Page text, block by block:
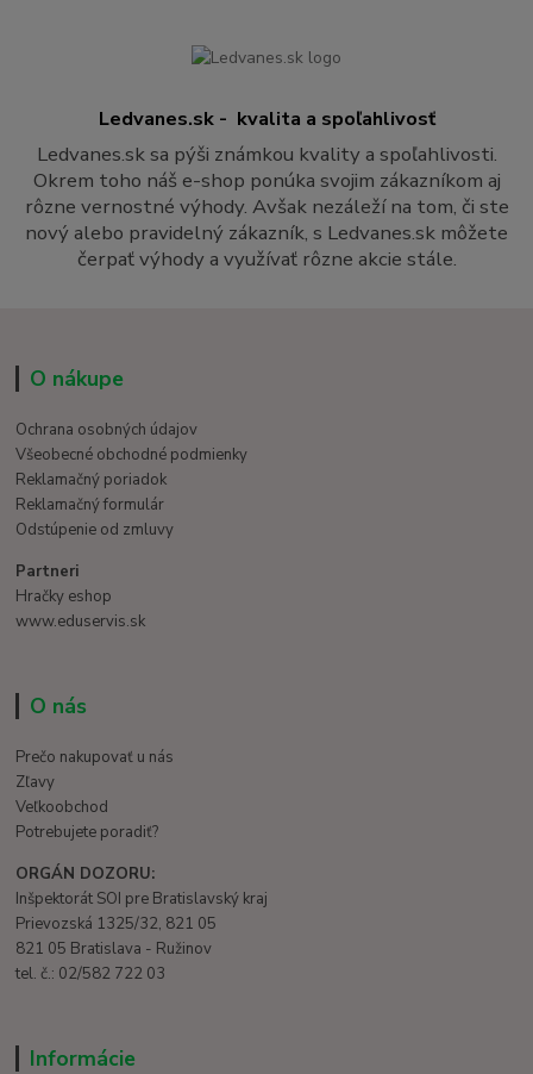
Ledvanes.sk - kvalita a spoľahlivosť
Ledvanes.sk sa pýši známkou kvality a spoľahlivosti.
Okrem toho náš e-shop ponúka svojim zákazníkom aj
rôzne vernostné výhody. Avšak nezáleží na tom, či ste
nový alebo pravidelný zákazník, s Ledvanes.sk môžete
čerpať výhody a využívať rôzne akcie stále.
O nákupe
Ochrana osobných údajov
Všeobecné obchodné podmienky
Reklamačný poriadok
Reklamačný formulár
Odstúpenie od zmluvy
Partneri
Hračky eshop
www.eduservis.sk
O nás
Prečo nakupovať u nás
Zľavy
Veľkoobchod
Potrebujete poradiť?
ORGÁN DOZORU:
Inšpektorát SOI pre Bratislavský kraj
Prievozská 1325/32, 821 05
821 05 Bratislava - Ružinov
tel. č.: 02/582 722 03
Informácie